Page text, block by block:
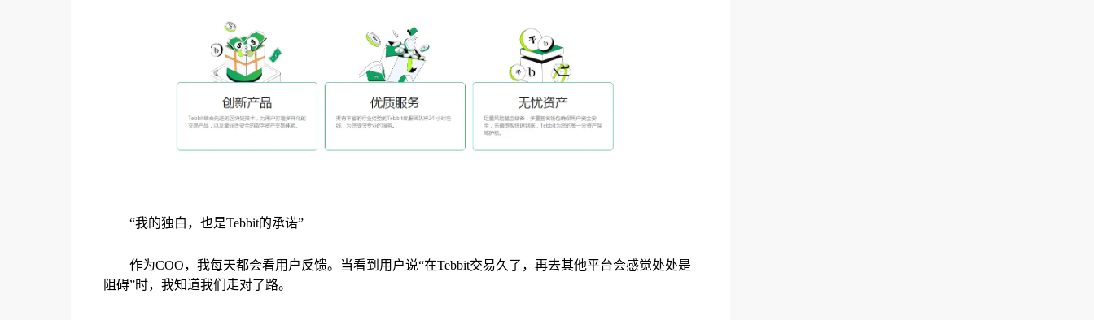
“我的独白，也是Tebbit的承诺”
作为COO，我每天都会看用户反馈。当看到用户说“在Tebbit交易久了，再去其他平台会感觉处处是
阻碍”时，我知道我们走对了路。